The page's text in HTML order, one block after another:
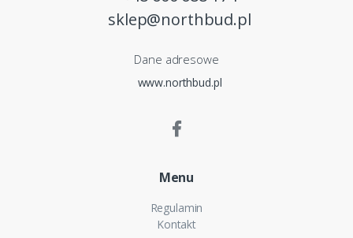
sklep@northbud.pl
Dane adresowe
www.northbud.pl
Menu
Regulamin
Kontakt